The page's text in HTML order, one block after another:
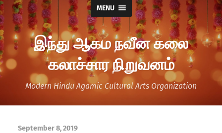
MENU
இந்து ஆகம நவீன கலை
கலாச்சார நிறுவனம்
Modern Hindu Agamic Cultural Arts Organization
September 8, 2019